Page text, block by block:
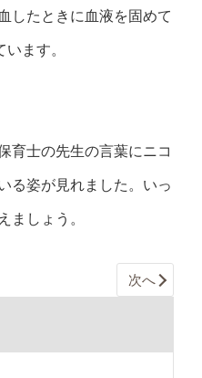
したときに血液を固めて
ます。
育士の先生の言葉にニコ
る姿が見れました。いっ
ましょう。
次へ